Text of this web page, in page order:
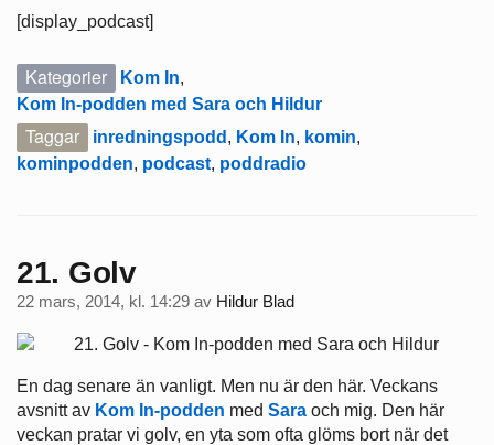
[display_podcast]
Kategorier Kom In,
Kom In-podden med Sara och Hildur
Taggar inredningspodd , Kom In, komin,
kominpodden, podcast, poddradio
21. Golv
22 mars, 2014, kl. 14:29 av Hildur Blad
En dag senare än vanligt. Men nu är den här. Veckans
avsnitt av Kom In-podden med Sara och mig. Den här
veckan pratar vi golv, en yta som ofta glöms bort när det